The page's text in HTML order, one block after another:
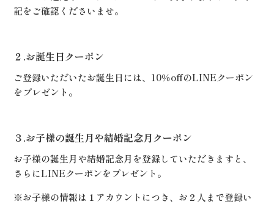
記をご確認くださいませ。
２.お誕生日クーポン
ご登録いただいたお誕生日には、10％offのLINEクーポン
をプレゼント。
３.お子様の誕生月や結婚記念月クーポン
お子様の誕生月や結婚記念月を登録していただきますと、
さらにLINEクーポンをプレゼント。
※お子様の情報は１アカウントにつき、お２人まで登録い